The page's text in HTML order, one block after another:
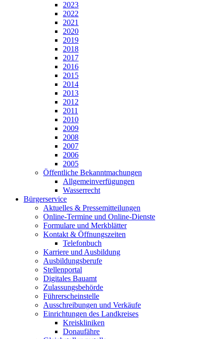
2023
2022
2021
2020
2019
2018
2017
2016
2015
2014
2013
2012
2011
2010
2009
2008
2007
2006
2005
Öffentliche Bekanntmachungen
Allgemeinverfügungen
Wasserrecht
Bürgerservice
Aktuelles & Pressemitteilungen
Online-Termine und Online-Dienste
Formulare und Merkblätter
Kontakt & Öffnungszeiten
Telefonbuch
Karriere und Ausbildung
Ausbildungsberufe
Stellenportal
Digitales Bauamt
Zulassungsbehörde
Führerscheinstelle
Ausschreibungen und Verkäufe
Einrichtungen des Landkreises
Kreiskliniken
Donaufähre